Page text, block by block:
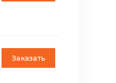
Заказать